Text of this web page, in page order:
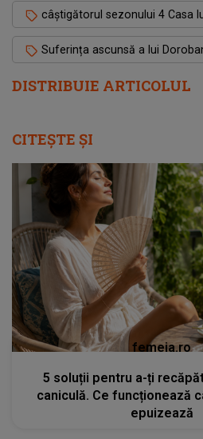
DISTRIBUIE ARTICOLUL
câștigătorul sezonului 4 Casa
Suferința ascunsă a lui
CITEȘTE ȘI
femeia.ro
5 soluții pentru a-ți
caniculă. Ce funcționează
epuizează